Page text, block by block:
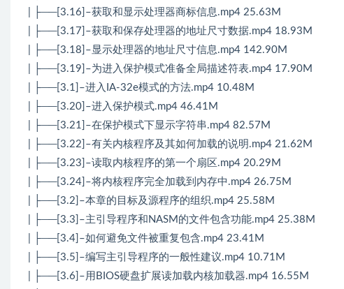
| ├──[3.16]–获取和显示处理器商标信息.mp4 25.63M
| ├──[3.17]–获取和保存处理器的地址尺寸数据.mp4 18.93M
| ├──[3.18]–显示处理器的地址尺寸信息.mp4 142.90M
| ├──[3.19]–为进入保护模式准备全局描述符表.mp4 17.90M
| ├──[3.1]–进入IA-32e模式的方法.mp4 10.48M
| ├──[3.20]–进入保护模式.mp4 46.41M
| ├──[3.21]–在保护模式下显示字符串.mp4 82.57M
| ├──[3.22]–有关内核程序及其如何加载的说明.mp4 21.62M
| ├──[3.23]–读取内核程序的第一个扇区.mp4 20.29M
| ├──[3.24]–将内核程序完全加载到内存中.mp4 26.75M
| ├──[3.2]–本章的目标及源程序的组织.mp4 25.58M
| ├──[3.3]–主引导程序和NASM的文件包含功能.mp4 25.38M
| ├──[3.4]–如何避免文件被重复包含.mp4 23.41M
| ├──[3.5]–编写主引导程序的一般性建议.mp4 10.71M
| ├──[3.6]–用BIOS硬盘扩展读加载内核加载器.mp4 16.55M